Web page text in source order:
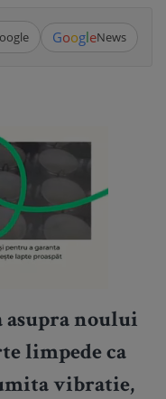
GoogleNews
asupra noului
limpede ca
vibratie,